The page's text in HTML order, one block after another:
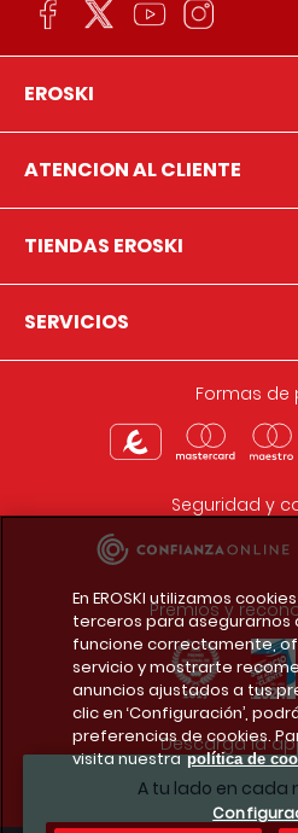
A tu lado en cada
EROSKI
ATENCION AL CLIENTE
TIENDAS EROSKI
SERVICIOS
Formas de
Seguridad y
Premios y
Descarga la
En EROSKI utilizamos
terceros para asegurarnos
funcione correctamente,
servicio y mostrarte
anuncios ajustados a tus
clic en ‘Configuración’,
preferencias de cookies.
visita nuestra política de